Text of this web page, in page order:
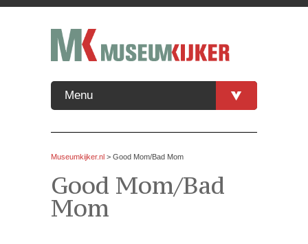
Menu
Museumkijker.nl > Good Mom/Bad Mom
Good Mom/Bad
Mom